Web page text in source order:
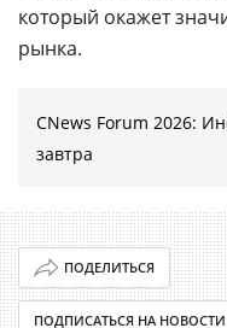
который окажет
рынка.
CNews Forum 2026:
завтра
ПОДЕЛИТЬСЯ
ПОДПИСАТЬСЯ НА НОВОСТИ